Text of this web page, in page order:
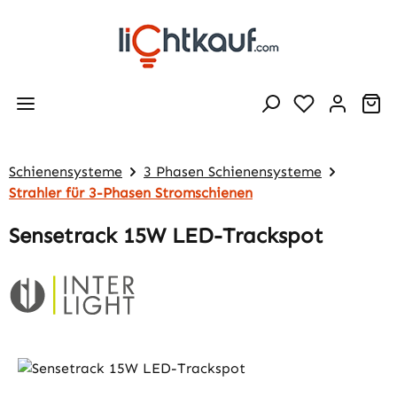
Zum Hauptinhalt springen
Schienensysteme
3 Phasen Schienensysteme
Strahler für 3-Phasen Stromschienen
Sensetrack 15W LED-Trackspot
Bildergalerie überspringen